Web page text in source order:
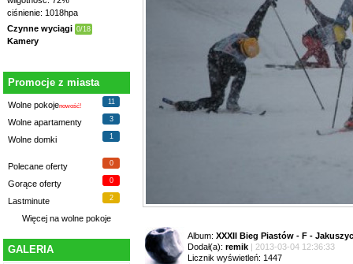
ciśnienie: 1018hpa
Czynne wyciągi 0/18
Kamery
Promocje z miasta
Wolne pokojenowość!
11
Wolne apartamenty 3
Wolne domki 1
Polecane oferty 0
Gorące oferty 0
Lastminute 2
Więcej na wolne pokoje
GALERIA
Album: XXXII Bieg Piastów - F -
Dodał(a): remik | 2013-03-04 12:36:33
Licznik wyświetleń: 1447